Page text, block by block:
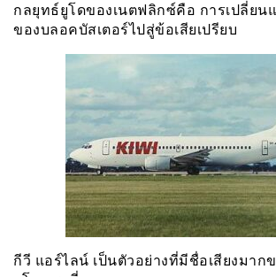
กลยุทธ์ยูโดของเนตฟลิกซ์คือ การเปลี่ยน
ของบลอคบัสเตอร์ไปสู่ข้อเสียเปรียบ
กีวี แอร์ไลน์ เป็นตัวอย่างที่มีชื่อเสียงมาก